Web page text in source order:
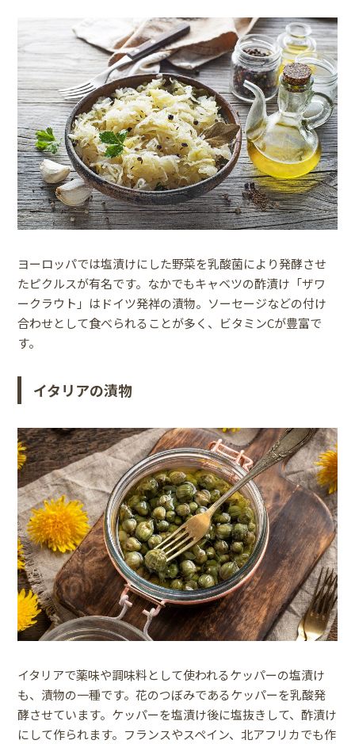
ヨーロッパでは塩漬けにした野菜を乳酸菌により発酵させ
たピクルスが有名です。なかでもキャベツの酢漬け「ザワ
ークラウト」はドイツ発祥の漬物。ソーセージなどの付け
合わせとして食べられることが多く、ビタミンCが豊富で
す。
イタリアの漬物
イタリアで薬味や調味料として使われるケッパーの塩漬け
も、漬物の一種です。花のつぼみであるケッパーを乳酸発
酵させています。ケッパーを塩漬け後に塩抜きして、酢漬け
にして作られます。フランスやスペイン、北アフリカでも作